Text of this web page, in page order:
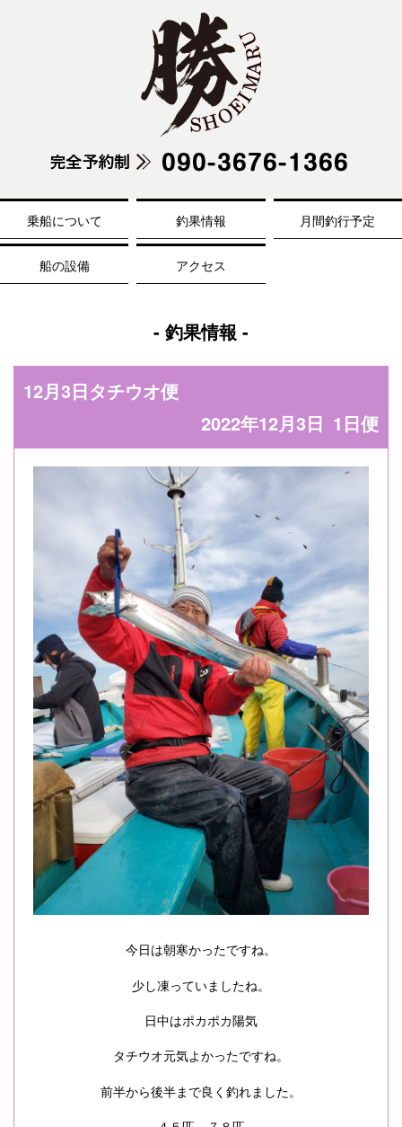
乗船について 釣果情報 月間釣行予定
船の設備 アクセス
- 釣果情報 -
12月3日タチウオ便
2022年12月3日 1日便
今日は朝寒かったですね。
少し凍っていましたね。
日中はポカポカ陽気
タチウオ元気よかったですね。
前半から後半まで良く釣れました。